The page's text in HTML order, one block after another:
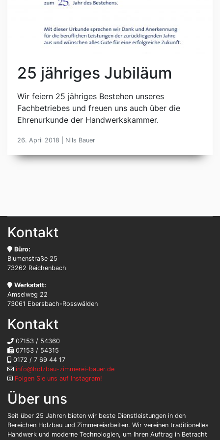
25 jähriges Jubiläum
Wir feiern 25 jähriges Bestehen unseres
Fachbetriebes und freuen uns auch über die
Ehrenurkunde der Handwerkskammer.
26. April 2018 | Nils Bauer
Kontakt
Büro:
Blumenstraße 25
73262 Reichenbach
Werkstatt:
Amselweg 22
73061 Ebersbach-Rosswälden
Kontakt
07153 / 54360
07153 / 54315
0172 / 7 69 44 17
info@holzbau-zimmerei-bauer.de
Folgen Sie uns auf Instagram!
Über uns
Seit über 25 Jahren bieten wir beste Dienstleistungen in den
Bereichen Holzbau und Zimmereiarbeiten. Wir vereinen traditionelles
Handwerk und moderne Technologien, um Ihren Auftrag in Betracht